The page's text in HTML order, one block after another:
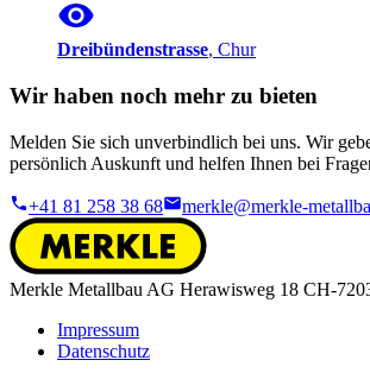
Dreibündenstrasse, Chur
Wir haben noch mehr zu bieten
Melden Sie sich unverbindlich bei uns. Wir
persönlich Auskunft und helfen Ihnen bei
+41 81 258 38 68 merkle@merkle-
Merkle Metallbau AG Herawisweg 18 CH-
Impressum
Datenschutz